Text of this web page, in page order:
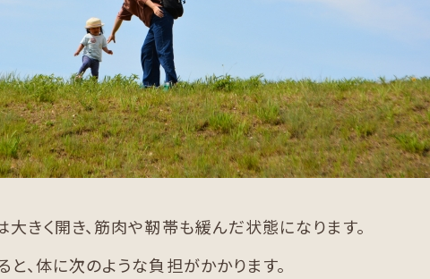
大きく開き、筋肉や靭帯も緩んだ状態になります。
、体に次のような負担がかかります。